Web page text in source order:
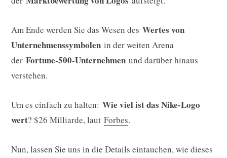
Am Ende werden Sie das Wesen des Wertes von
Unternehmenssymbolen in der weiten Arena
der Fortune-500-Unternehmen und darüber hinaus
verstehen.
Um es einfach zu halten: Wie viel ist das Nike-Logo
wert? $26 Milliarde, laut Forbes.
Nun, lassen Sie uns in die Details eintauchen, wie dieses